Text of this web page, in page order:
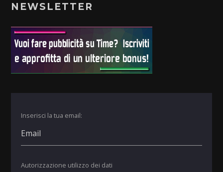
NEWSLETTER
Inserisci la tua email:
Autorizzazione utilizzo dei dati